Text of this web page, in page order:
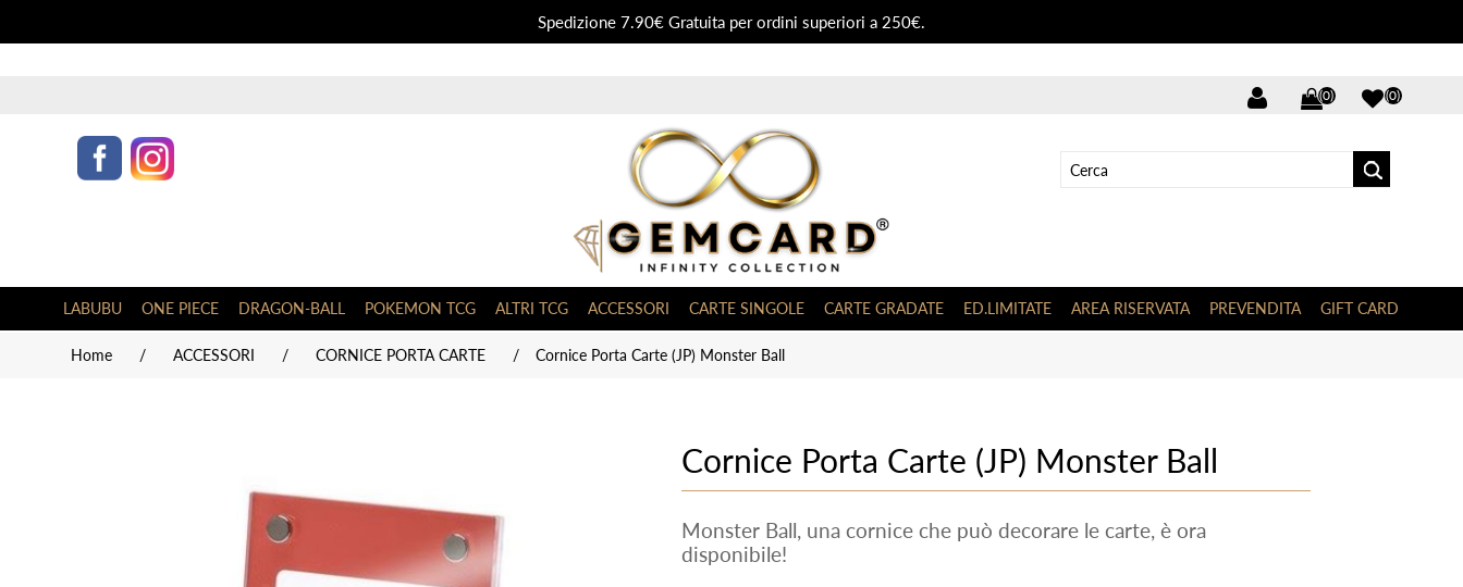
Spedizione 7.90€ Gratuita per ordini superiori a 250€.
(0) (0)
LABUBU ONE PIECE DRAGON-BALL POKEMON TCG ALTRI TCG ACCESSORI CARTE SINGOLE CARTE GRADATE ED.LIMITATE AREA RISERVATA PREVENDITA GIFT CARD
Home / ACCESSORI / CORNICE PORTA CARTE / Cornice Porta Carte (JP) Monster Ball
Cornice Porta Carte (JP) Monster Ball
Monster Ball, una cornice che può decorare le carte, è ora
disponibile!